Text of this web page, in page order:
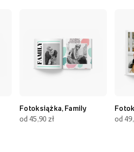
Fotoksiążka, Family
od 45,90 zł
od